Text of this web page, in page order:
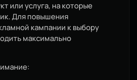
или услуга, на которые
Для повышения
кампании к выбору
максимально